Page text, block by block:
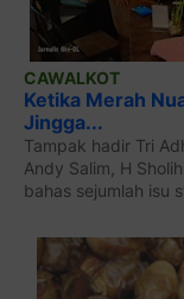
CAWALKOT
Ketika Merah
Jingga...
Tampak hadir Tri
Andy Salim, H
bahas sejumlah isu